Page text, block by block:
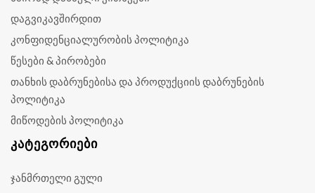
დაგვიკავშირდით
კონფიდენციალურობის პოლიტიკა
წესები & პირობები
თანხის დაბრუნებისა და პროდუქციის დაბრუნების
პოლიტიკა
მიწოდების პოლიტიკა
ᲙᲐᲢᲔᲒᲝᲠᲘᲔᲑᲘ
ჯანმრთელი გული